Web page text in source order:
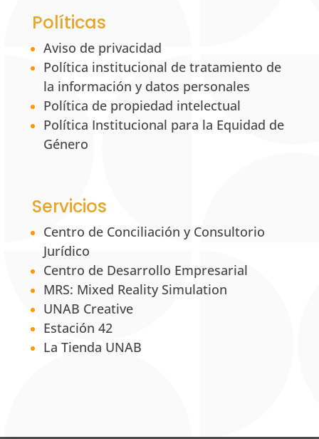
Políticas
Aviso de privacidad
Política institucional de tratamiento de
la información y datos personales
Política de propiedad intelectual
Política Institucional para la Equidad de
Género
Servicios
Centro de Conciliación y Consultorio
Jurídico
Centro de Desarrollo Empresarial
MRS: Mixed Reality Simulation
UNAB Creative
Estación 42
La Tienda UNAB